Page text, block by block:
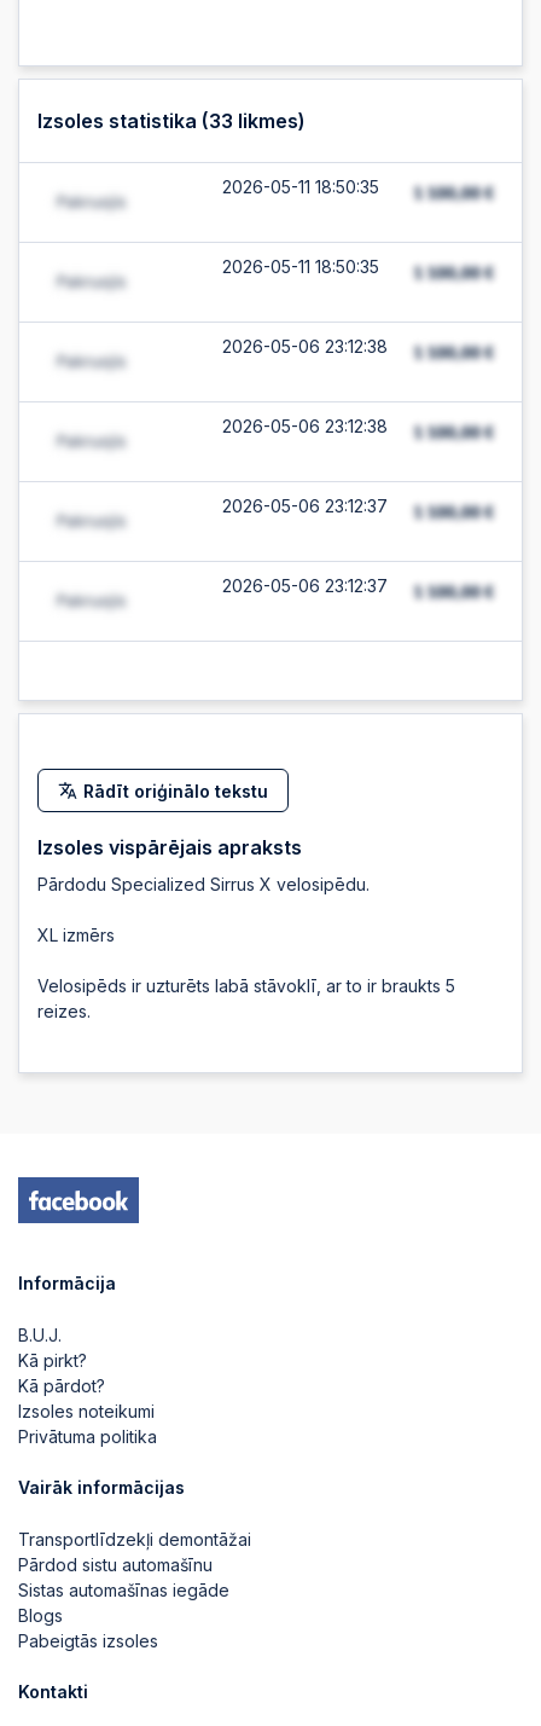
Izsoles statistika (33 likmes)
2026-05-11 18:50:35
2026-05-11 18:50:35
2026-05-06 23:12:38
2026-05-06 23:12:38
2026-05-06 23:12:37
2026-05-06 23:12:37
2026-05-06 23:12:33
2026-05-06 23:12:28
Rādīt oriģinālo tekstu
Izsoles vispārējais apraksts
Pārdodu Specialized Sirrus X velosipēdu.
XL izmērs
Velosipēds ir uzturēts labā stāvoklī, ar to ir braukts 5
reizes.
Informācija
B.U.J.
Kā pirkt?
Kā pārdot?
Izsoles noteikumi
Privātuma politika
Vairāk informācijas
Transportlīdzekļi demontāžai
Pārdod sistu automašīnu
Sistas automašīnas iegāde
Blogs
Pabeigtās izsoles
Kontakti